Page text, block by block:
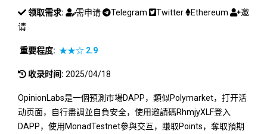
领取需求: 需申请 Telegram Twitter Ethereum
邀
请
重要程度: ★★☆ 2.9
收录时间: 2025/04/18
OpinionLabs是一個預測市場DAPP，類似Polymarket，打开活
动页面，自行盡調並自負安全，使用邀請碼RhmjyXLF登入
DAPP，使用MonadTestnet參與交互，賺取Points，奪取預期